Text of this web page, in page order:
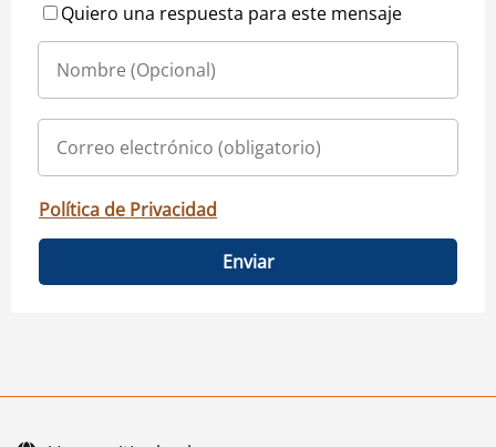
Quiero una respuesta para este mensaje
Política de Privacidad
Enviar